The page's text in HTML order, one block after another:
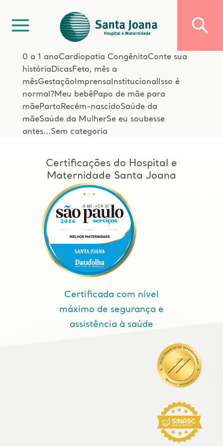
0 a 1 anoCardiopatia CongênitaConte sua
história DicasFeto, mês a
mêsGestação Imprensa Institucional
Isso é
normal?Meu bebêPapo de mãe para
mãeParto Recém-nascidoSaúde da
mãeSaúde da MulherSe eu soubesse
antes...Sem categoria
Certificações do Hospital e
Maternidade Santa Joana
Certificada com nível
máximo de segurança e
assistência à saúde